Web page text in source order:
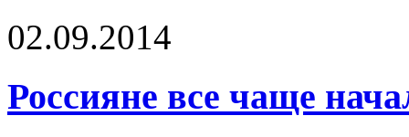
02.09.2014
Россияне все чаще